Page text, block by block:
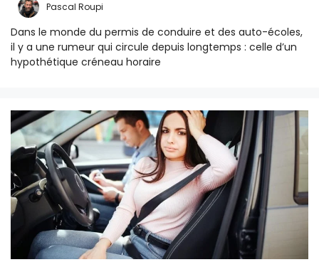
Pascal Roupi
Dans le monde du permis de conduire et des auto-écoles,
il y a une rumeur qui circule depuis longtemps : celle d’un
hypothétique créneau horaire